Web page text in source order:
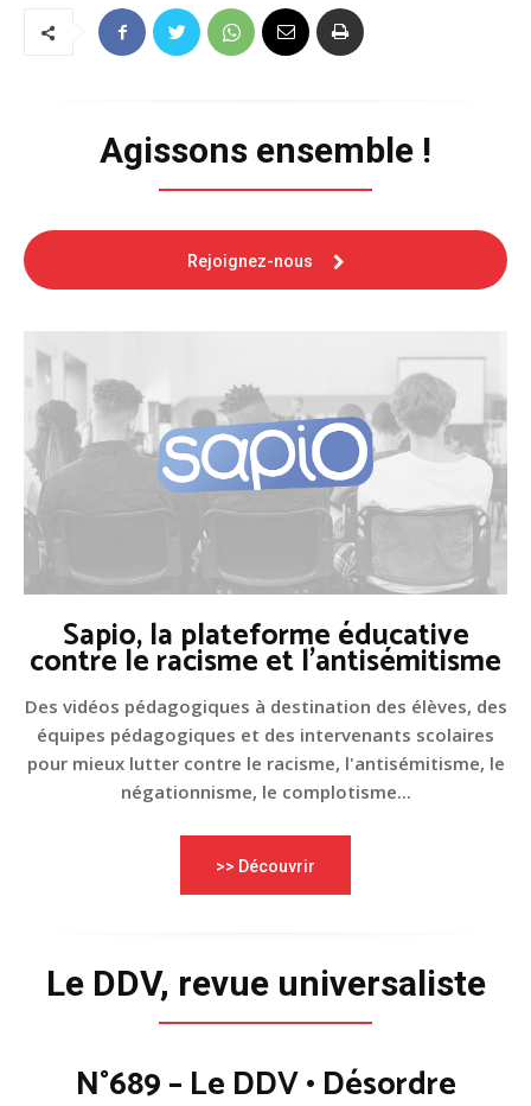
Agissons ensemble !
Rejoignez-nous
Sapio, la plateforme éducative
contre le racisme et l'antisémitisme
Des vidéos pédagogiques à destination des élèves, des
équipes pédagogiques et des intervenants scolaires
pour mieux lutter contre le racisme, l'antisémitisme, le
négationnisme, le complotisme...
>> Découvrir
Le DDV, revue universaliste
N°689 – Le DDV • Désordre